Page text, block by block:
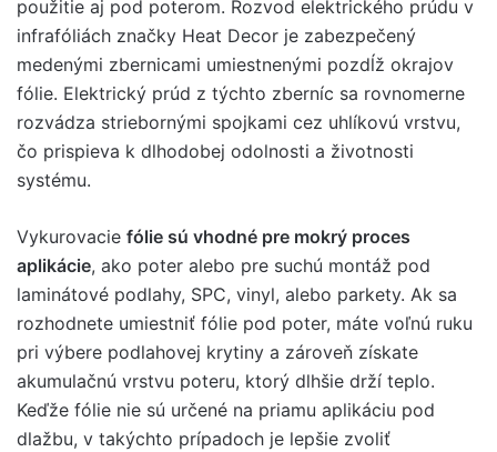
použitie aj pod poterom. Rozvod elektrického prúdu v
infrafóliách značky Heat Decor je zabezpečený
medenými zbernicami umiestnenými pozdĺž okrajov
fólie. Elektrický prúd z týchto zberníc sa rovnomerne
rozvádza striebornými spojkami cez uhlíkovú vrstvu,
čo prispieva k dlhodobej odolnosti a životnosti
systému.
Vykurovacie fólie sú vhodné pre mokrý proces
aplikácie, ako poter alebo pre suchú montáž pod
laminátové podlahy, SPC, vinyl, alebo parkety. Ak sa
rozhodnete umiestniť fólie pod poter, máte voľnú ruku
pri výbere podlahovej krytiny a zároveň získate
akumulačnú vrstvu poteru, ktorý dlhšie drží teplo.
Keďže fólie nie sú určené na priamu aplikáciu pod
dlažbu, v takýchto prípadoch je lepšie zvoliť